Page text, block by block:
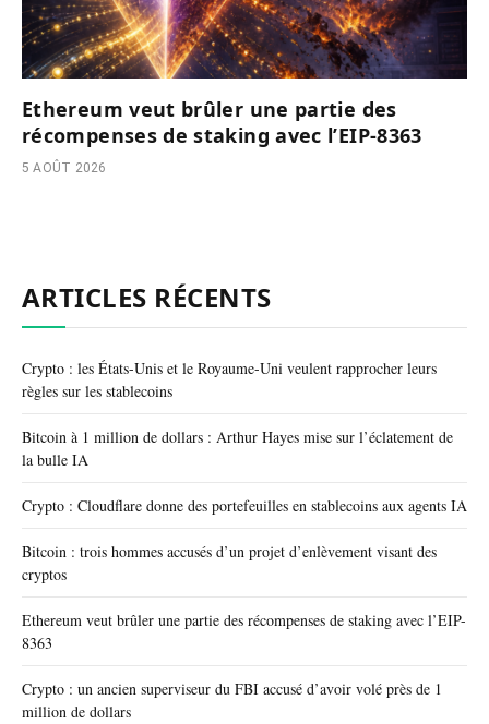
Ethereum veut brûler une partie des
récompenses de staking avec l’EIP-8363
5 AOÛT 2026
ARTICLES RÉCENTS
Crypto : les États-Unis et le Royaume-Uni veulent rapprocher leurs
règles sur les stablecoins
Bitcoin à 1 million de dollars : Arthur Hayes mise sur l’éclatement de
la bulle IA
Crypto : Cloudflare donne des portefeuilles en stablecoins aux agents IA
Bitcoin : trois hommes accusés d’un projet d’enlèvement visant des
cryptos
Ethereum veut brûler une partie des récompenses de staking avec l’EIP-
8363
Crypto : un ancien superviseur du FBI accusé d’avoir volé près de 1
million de dollars